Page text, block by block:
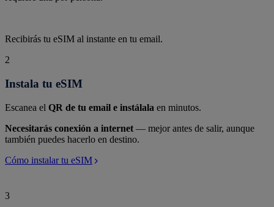
Recibirás tu eSIM al instante en tu email.
2
Instala tu eSIM
Escanea el QR de tu email e instálala en minutos.
Necesitarás conexión a internet — mejor antes de salir, aunque
también puedes hacerlo en destino.
Cómo instalar tu eSIM
3